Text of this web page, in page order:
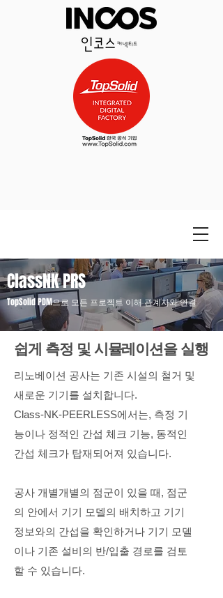
ClassNK PRS
TopSolid PDM으로 모든 프로젝트 이해 관계자와 연결
쉽게 측정 및 시뮬레이션을 실행
리노베이션 공사는 기존 시설의 철거 및
새로운 기기를 설치합니다.
Class-NK-PEERLESS에서는, 측정 기
능이나 정적인 간섭 체크 기능, 동적인
간섭 체크가 탑재되어져 있습니다.
공사 개별개별의 점군이 있을 때, 점군
의 안에서 기기 모델의 배치하고 기기
정보와의 간섭을 확인하거나 기기 모델
이나 기존 설비의 반/입출 경로를 검토
할 수 있습니다.